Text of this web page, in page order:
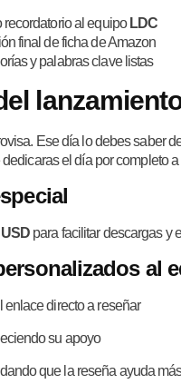
recordatorio al equipo LDC
final de ficha de Amazon
y palabras clave listas
Ese día lo debes saber
el día por completo
para facilitar descargas y
al
enlace directo a reseñar
su apoyo
que la reseña ayuda